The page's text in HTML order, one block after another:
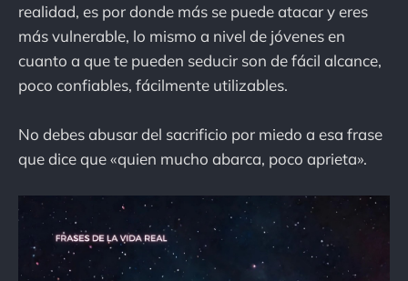
realidad, es por donde más se puede atacar y eres
más vulnerable, lo mismo a nivel de jóvenes en
cuanto a que te pueden seducir son de fácil alcance,
poco confiables, fácilmente utilizables.
No debes abusar del sacrificio por miedo a esa frase
que dice que «quien mucho abarca, poco aprieta».